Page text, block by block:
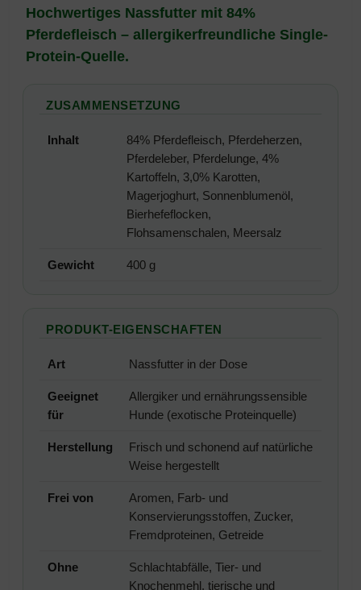
Produktbeschreibung
Hochwertiges Nassfutter mit 84%
Pferdefleisch – allergikerfreundliche Single-
Protein-Quelle.
ZUSAMMENSETZUNG
Inhalt
84% Pferdefleisch, Pferdeherzen,
Pferdeleber, Pferdelunge, 4%
Kartoffeln, 3,0% Karotten,
Magerjoghurt, Sonnenblumenöl,
Bierhefeflocken,
Flohsamenschalen, Meersalz
Gewicht 400 g
PRODUKT-EIGENSCHAFTEN
Art Nassfutter in der Dose
Geeignet
für
Allergiker und ernährungssensible
Hunde (exotische Proteinquelle)
Herstellung
Frisch und schonend auf natürliche
Weise hergestellt
Frei von
Aromen, Farb- und
Konservierungsstoffen, Zucker,
Fremdproteinen, Getreide
Ohne
Schlachtabfälle, Tier- und
Knochenmehl, tierische und